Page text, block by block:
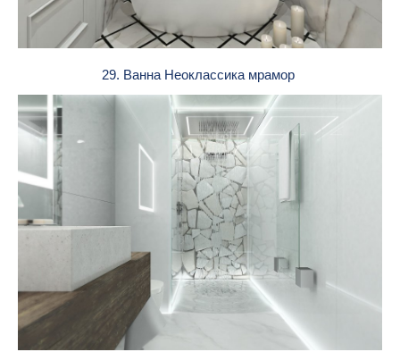
29. Ванна Неоклассика мрамор